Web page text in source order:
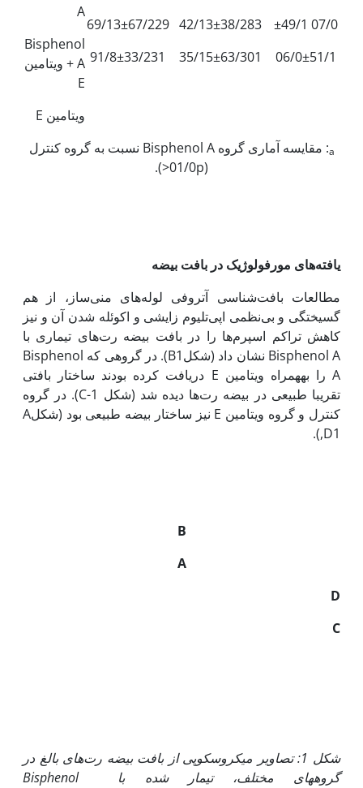
A
Bisphenol
A + ویتامین
E
ویتامین E
69/13±67/229
91/8±33/231
42/13±38/283
35/15±63/301
07/0 ±49/1
06/0±51/1
a
: مقایسه آماری گروه Bisphenol A نسبت به گروه کنترل
(01/0p<).
یافته‌های مورفولوژیک در بافت بیضه
مطالعات بافت‌شناسی آتروفی لوله‌های منی‌ساز، از هم
گسیختگی و بی‌نظمی اپی‌تلیوم زایشی و اکوئله شدن آن و نیز
کاهش تراکم اسپرم‌ها را در بافت بیضه رت‌های تیماری با
Bisphenol A نشان داد (شکلB1). در گروهی که Bisphenol
A را به‏همراه ویتامین E دریافت کرده بودند ساختار بافتی
تقریبا طبیعی در بیضه رت‌ها دیده‌ ‌شد (شکل C-1). در گروه
کنترل و گروه ویتامین E نیز ساختار بیضه طبیعی بود (شکلA
,D1).
B
A
D
C
شکل 1: تصاویر میکروسکوپی از بافت بیضه رت‌های بالغ در
گرو‏‏ه‏های مختلف، تیمار شده با
Bisphenol